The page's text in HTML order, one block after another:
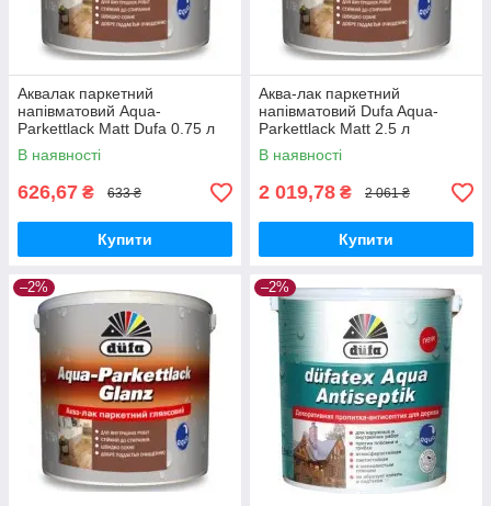
Аквалак паркетний
напівматовий Aqua-
Parkettlack Matt Dufa 0.75 л
В наявності
626,67 ₴ 633 ₴
Купити
Аква-лак паркетний
напівматовий Dufa Aqua-
Parkettlack Matt 2.5 л
В наявності
2 019,78 ₴ 2 061 ₴
Купити
–2% –2%